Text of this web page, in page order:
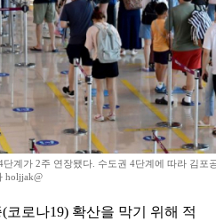
계가 2주 연장됐다. 수도권 4단계에 따라 김포
holjjak@
로나19) 확산을 막기 위해 적